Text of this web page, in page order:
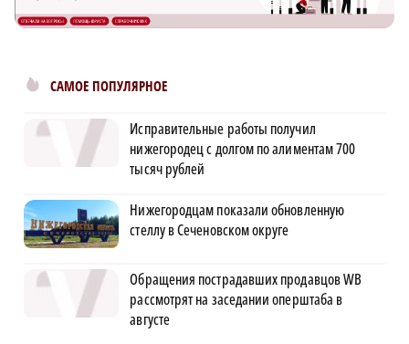
САМОЕ ПОПУЛЯРНОЕ
Исправительные работы получил
нижегородец с долгом по алиментам 700
тысяч рублей
Нижегородцам показали обновленную
стеллу в Сеченовском округе
Обращения пострадавших продавцов WB
рассмотрят на заседании оперштаба в
августе